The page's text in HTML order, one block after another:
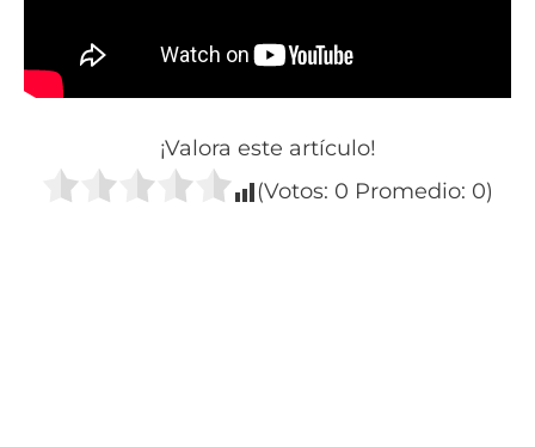
¡Valora este artículo!
(Votos: 0 Promedio: 0)